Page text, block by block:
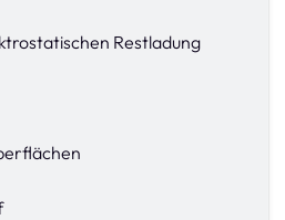
Restladung